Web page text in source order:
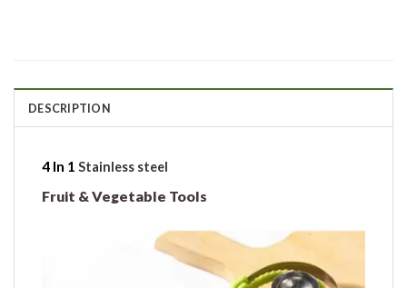
DESCRIPTION
4 In 1 Stainless steel
Fruit & Vegetable Tools